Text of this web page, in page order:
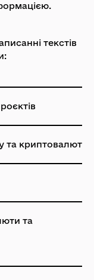
текстів
та криптовалют
та